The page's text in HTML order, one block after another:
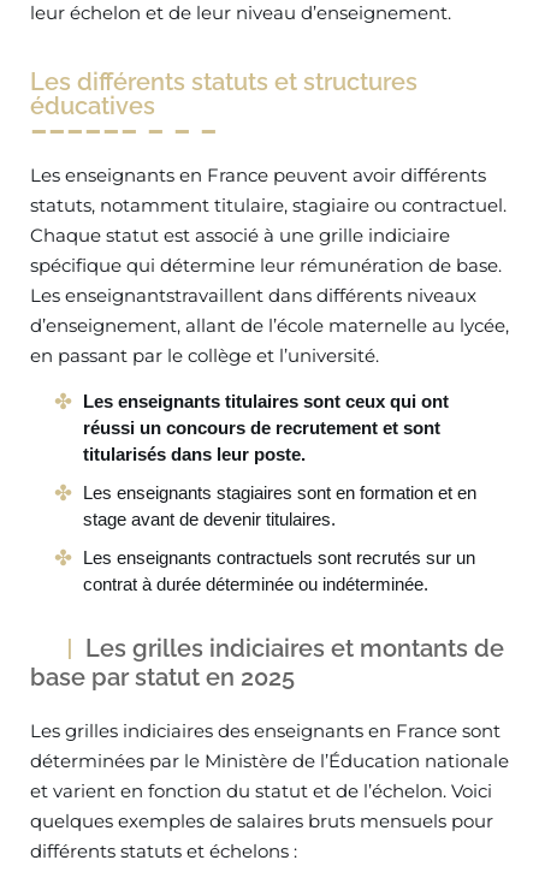
leur échelon et de leur niveau d’enseignement.
Les différents statuts et structures
éducatives
Les enseignants en France peuvent avoir différents
statuts, notamment titulaire, stagiaire ou contractuel.
Chaque statut est associé à une grille indiciaire
spécifique qui détermine leur rémunération de base.
Les enseignantstravaillent dans différents niveaux
d’enseignement, allant de l’école maternelle au lycée,
en passant par le collège et l’université.
Les enseignants titulaires sont ceux qui ont
réussi un concours de recrutement et sont
titularisés dans leur poste.
Les enseignants stagiaires sont en formation et en
stage avant de devenir titulaires.
Les enseignants contractuels sont recrutés sur un
contrat à durée déterminée ou indéterminée.
Les grilles indiciaires et montants de
base par statut en 2025
Les grilles indiciaires des enseignants en France sont
déterminées par le Ministère de l’Éducation nationale
et varient en fonction du statut et de l’échelon. Voici
quelques exemples de salaires bruts mensuels pour
différents statuts et échelons :